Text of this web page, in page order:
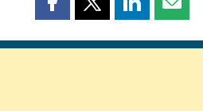
Partager
page
Partager
page
Partager
page page